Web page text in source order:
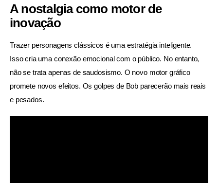
A nostalgia como motor de
inovação
Trazer personagens clássicos é uma estratégia inteligente.
Isso cria uma conexão emocional com o público. No entanto,
não se trata apenas de saudosismo. O novo motor gráfico
promete novos efeitos. Os golpes de Bob parecerão mais reais
e pesados.